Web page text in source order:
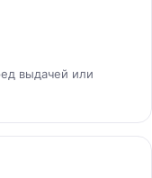
выдачей или